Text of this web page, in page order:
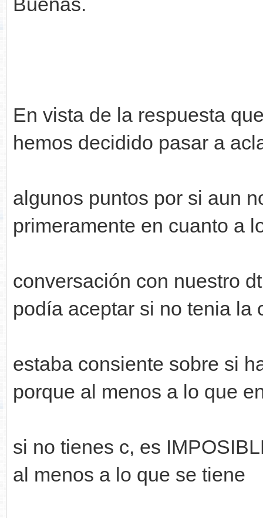
En vista de la respuesta
hemos decidido pasar a
algunos puntos por si aun
primeramente en cuanto a
conversación con nuestro
podía aceptar si no tenia la
estaba consiente sobre si
porque al menos a lo que
si no tienes c, es
al menos a lo que se tiene